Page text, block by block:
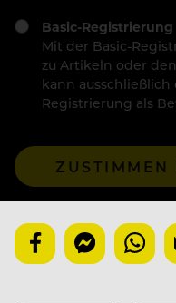
Basic-Registrierung
Mit der Basic-
zu Artikeln oder
kann ausschließlich
Registrierung als
ZUSTIMMEN